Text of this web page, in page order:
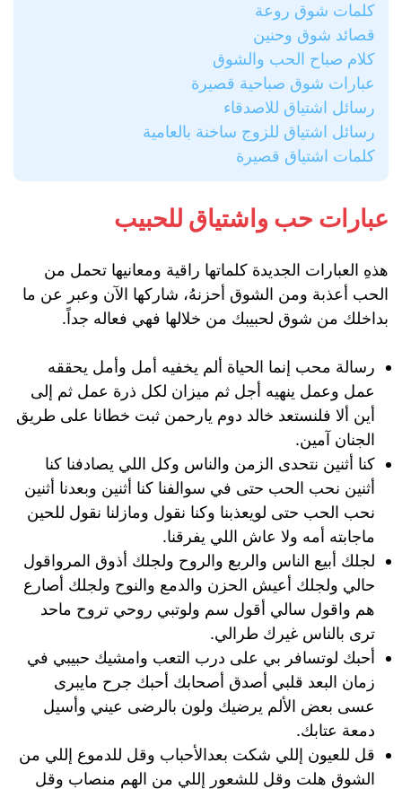
كلمات شوق روعة
قصائد شوق وحنين
كلام صباح الحب والشوق
عبارات شوق صباحية قصيرة
رسائل اشتياق للاصدقاء
رسائل اشتياق للزوج ساخنة بالعامية
كلمات اشتياق قصيرة
عبارات حب واشتياق للحبيب
هذهِ العبارات الجديدة كلماتها راقية ومعانيها تحمل من
الحب أعذبة ومن الشوق أحزنهُ، شاركها الآن وعبر عن ما
بداخلك من شوق لحبيبك من خلالها فهي فعاله جداً.
رسالة محب إنما الحياة ألم يخفيه أمل وأمل يحققه
عمل وعمل ينهيه أجل ثم ميزان لكل ذرة عمل‏ ثم إلى
أين ألا فلنستعد خالد دوم يارحمن ثبت خطانا على طريق
الجنان آمين.
كنا أثنين نتحدى الزمن والناس وكل اللي يصادفنا كنا
أثنين نحب الحب حتى في سوالفنا كنا أثنين وبعدنا أثنين
نحب الحب حتى لويعذبنا وكنا نقول ومازلنا نقول للحين
ماجابته أمه ولا عاش اللي يفرقنا.
لجلك أبيع الناس والربع والروح ولجلك أذوق المرواقول
حالي ولجلك أعيش الحزن والدمع والنوح ولجلك أصارع
هم واقول سالي أقول سم ولوتبي روحي تروح ماحد
ترى بالناس غيرك طرالي.
أحبك لوتسافر بي على درب التعب وامشيك حبيبي في
زمان البعد قلبي أصدق أصحابك أحبك جرح مايبرى
عسى بعض الألم يرضيك ولون بالرضى عيني وأسيل
دمعة عتابك.
قل للعيون إللي شكت بعدالأحباب وقل للدموع إللي من
الشوق هلت وقل للشعور إللي من الهم منصاب وقل